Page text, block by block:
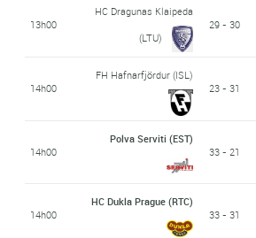
13h00
HC Dragunas Klaipeda
(LTU)
29 - 30
14h00
FH Hafnarfjördur (ISL)
23 - 31
14h00
Polva Serviti (EST)
33 - 21
14h00
HC Dukla Prague (RTC)
33 - 31